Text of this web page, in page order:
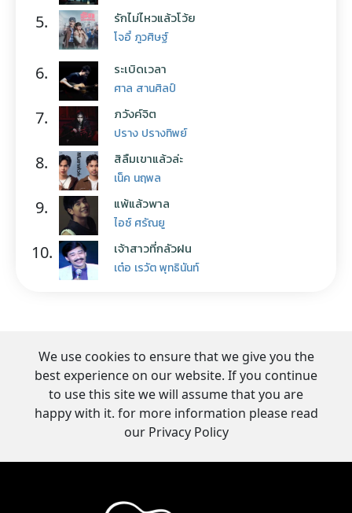
5. รักไม่ไหวแล้วโว้ย
โจอี้ ภูวศิษฐ์
6. ระเบิดเวลา
ศาล สานศิลป์
7. ภวังค์จิต
ปราง ปรางทิพย์
8. สิลืมเขาแล้วล่ะ
เน็ค นฤพล
9. แพ้แล้วพาล
ไอซ์ ศรัณยู
10. เจ้าสาวที่กลัวฝน
เต๋อ เรวัต พุทธินันท์
We use cookies to ensure that we give you the
best experience on our website. If you continue
to use this site we will assume that you are
happy with it. for more information please read
our Privacy Policy